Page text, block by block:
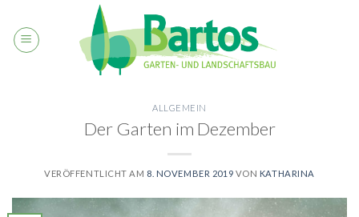
content
ALLGEMEIN
Der Garten im Dezember
VERÖFFENTLICHT AM 8. NOVEMBER 2019 VON KATHARINA